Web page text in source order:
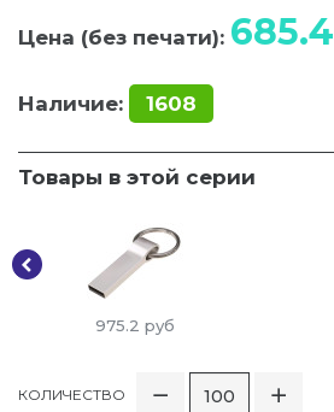
Цена (без печати): 685.4
Наличие: 1608
Товары в этой серии
975.2 руб
КОЛИЧЕСТВО